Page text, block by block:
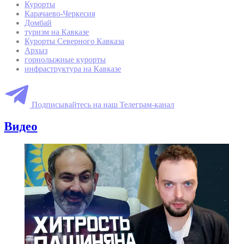
Курорты
Карачаево-Черкесия
Домбай
туризм на Кавказе
Курорты Северного Кавказа
Архыз
горнолыжные курорты
инфраструктура на Кавказе
Подписывайтесь на наш Телеграм-канал
Видео